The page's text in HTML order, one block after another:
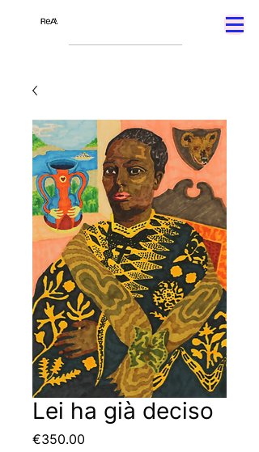
Lei ha già deciso
€350.00